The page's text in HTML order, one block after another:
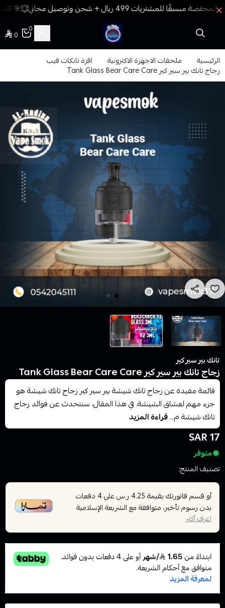
🎯
فيب المدينة
0
0
الرئيسية ملحقات الاجهزة الاكترونية اقزة تانكات فيب
زجاج تانك بير سير كير Tank Glass Bear Care Care
تانك بير سير كير
زجاج تانك بير سير كير Tank Glass Bear Care Care
قائمة مفيدة عن زجاج تانك شيشة بير سير كير زجاج تانك شيشة هو
جزء مهم لعشاق الشيشة. في هذا المقال، سنتحدث عن فوائد زجاج
تانك شيشة م...قراءة المزيد
17 SAR
متوفر
تصنيف المنتج:
أو قسم فاتورتك بقيمة 4.25 ر.س على4 دفعات
بدون رسوم تأخير، متوافقة مع الشريعة الإسلامية
اعرف أكثر